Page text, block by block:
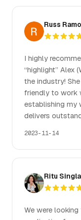
Russ
I highly recommend
“highlight” Alex
the industry! She is extremely knowledgeable, super
friendly to work
establishing my
delivers
what this company
making this
2023-11-14
Ritu Singla
We were